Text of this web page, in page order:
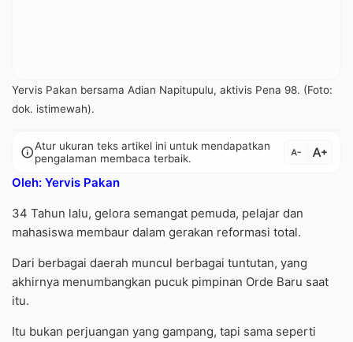
Yervis Pakan bersama Adian Napitupulu, aktivis Pena 98. (Foto:
dok. istimewah).
infoAtur ukuran teks artikel ini untuk mendapatkan
pengalaman membaca terbaik.
text_decrease text_increase
Oleh: Yervis Pakan
34 Tahun lalu, gelora semangat pemuda, pelajar dan
mahasiswa membaur dalam gerakan reformasi total.
Dari berbagai daerah muncul berbagai tuntutan, yang
akhirnya menumbangkan pucuk pimpinan Orde Baru saat
itu.
Itu bukan perjuangan yang gampang, tapi sama seperti